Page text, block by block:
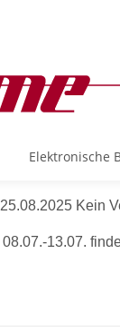
Elektronische
Kein
08.07.-13.07.